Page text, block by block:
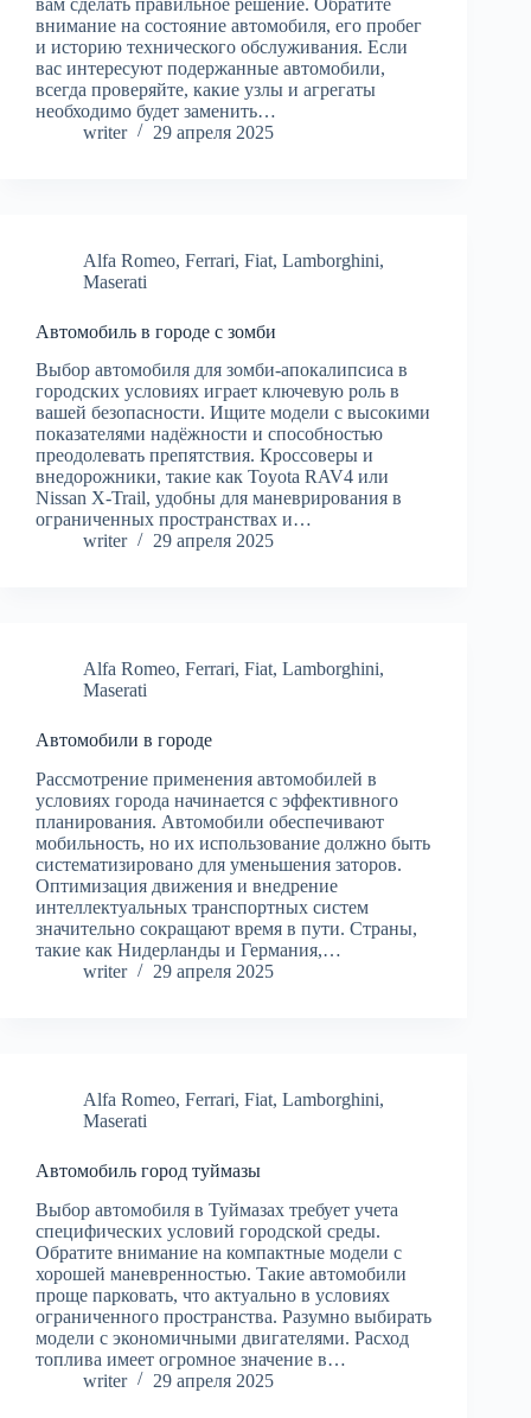
внимание на состояние автомобиля, его пробег
и историю технического обслуживания. Если
вас интересуют подержанные автомобили,
всегда проверяйте, какие узлы и агрегаты
необходимо будет заменить…
writer
29 апреля 2025
Alfa Romeo, Ferrari, Fiat, Lamborghini,
Maserati
Автомобиль в городе с зомби
Выбор автомобиля для зомби-апокалипсиса в
городских условиях играет ключевую роль в
вашей безопасности. Ищите модели с высокими
показателями надёжности и способностью
преодолевать препятствия. Кроссоверы и
внедорожники, такие как Toyota RAV4 или
Nissan X-Trail, удобны для маневрирования в
ограниченных пространствах и…
writer
29 апреля 2025
Alfa Romeo, Ferrari, Fiat, Lamborghini,
Maserati
Автомобили в городе
Рассмотрение применения автомобилей в
условиях города начинается с эффективного
планирования. Автомобили обеспечивают
мобильность, но их использование должно быть
систематизировано для уменьшения заторов.
Оптимизация движения и внедрение
интеллектуальных транспортных систем
значительно сокращают время в пути. Страны,
такие как Нидерланды и Германия,…
writer
29 апреля 2025
Alfa Romeo, Ferrari, Fiat, Lamborghini,
Maserati
Автомобиль город туймазы
Выбор автомобиля в Туймазах требует учета
специфических условий городской среды.
Обратите внимание на компактные модели с
хорошей маневренностью. Такие автомобили
проще парковать, что актуально в условиях
ограниченного пространства. Разумно выбирать
модели с экономичными двигателями. Расход
топлива имеет огромное значение в…
writer
29 апреля 2025